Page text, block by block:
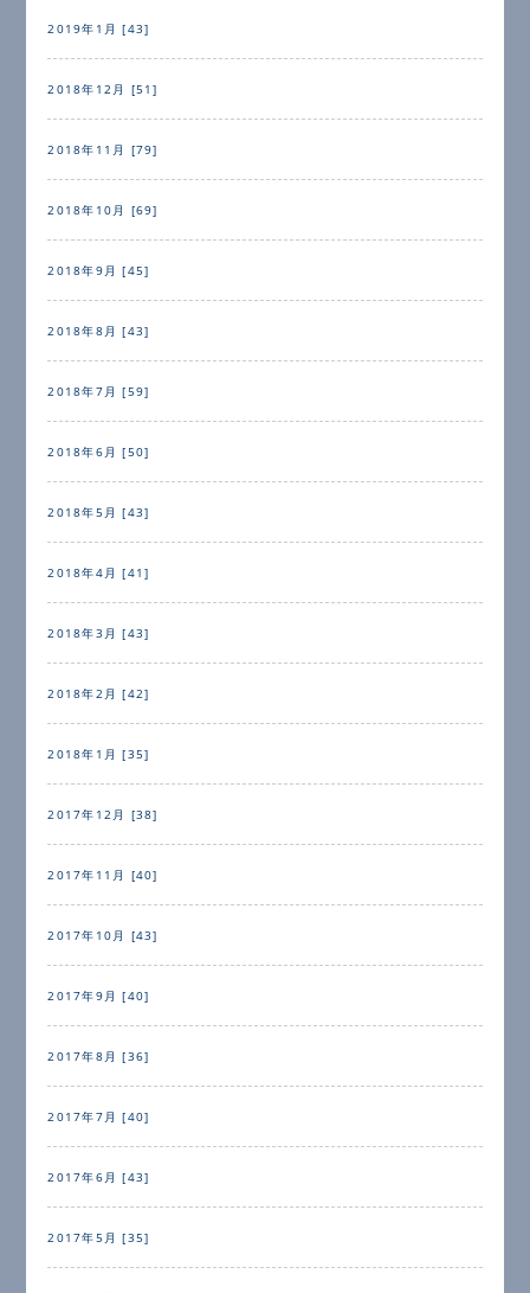
2019年1月 [43]
2018年12月 [51]
2018年11月 [79]
2018年10月 [69]
2018年9月 [45]
2018年8月 [43]
2018年7月 [59]
2018年6月 [50]
2018年5月 [43]
2018年4月 [41]
2018年3月 [43]
2018年2月 [42]
2018年1月 [35]
2017年12月 [38]
2017年11月 [40]
2017年10月 [43]
2017年9月 [40]
2017年8月 [36]
2017年7月 [40]
2017年6月 [43]
2017年5月 [35]